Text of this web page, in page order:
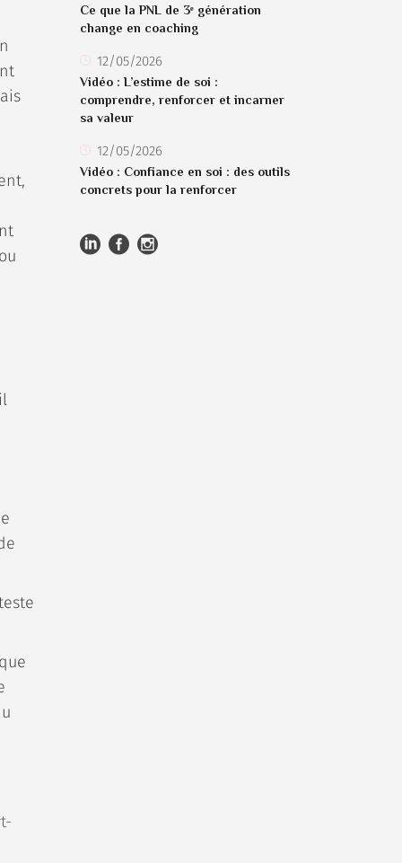
Ce que la PNL de 3ᵉ génération
change en coaching
12/05/2026
Vidéo : L’estime de soi :
comprendre, renforcer et incarner
sa valeur
12/05/2026
Vidéo : Confiance en soi : des outils
concrets pour la renforcer